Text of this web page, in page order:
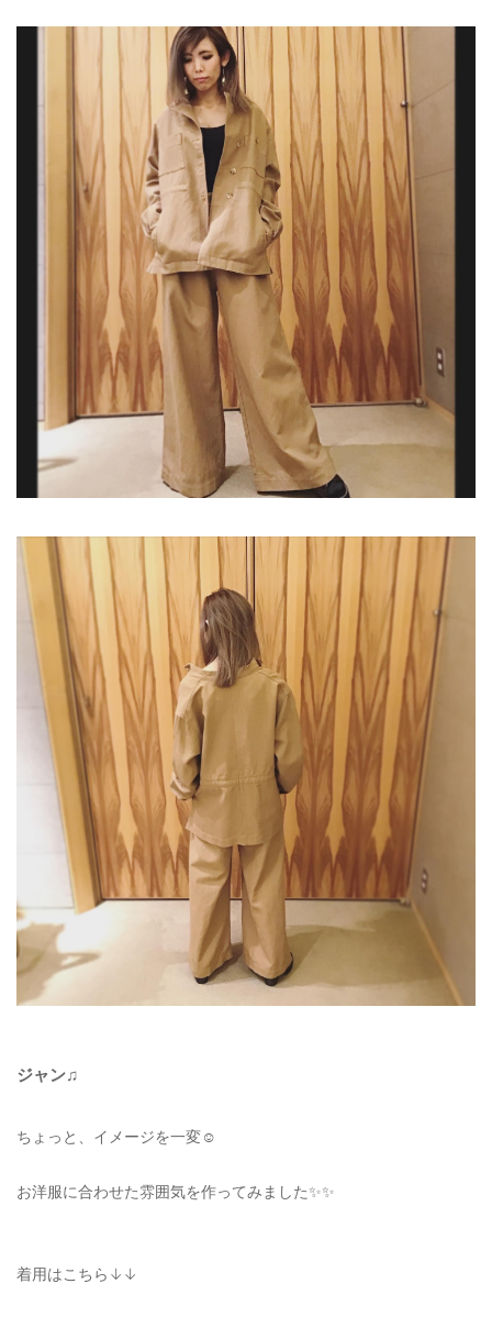
特定商取引法に基づく表記
ご利用規約
お問い合わせ
ジャン♫
ちょっと、イメージを一変☺️
お洋服に合わせた雰囲気を作ってみました✨✨
着用はこちら↓↓